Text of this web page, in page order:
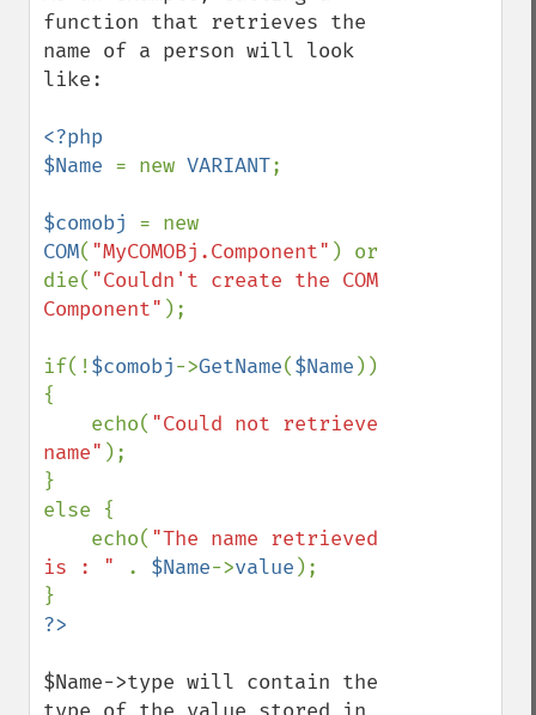
function that retrieves the
name of a person will look
like:
<?php
$Name = new VARIANT;
$comobj
COM( "MyCOMOBj.Component" ) or
die( "Couldn't create the COM
Component" );
if(!$comobj->GetName($Name ))
{
    echo(
"Could not retrieve
name" );
}
else {
    echo(
"The name retrieved
is : "
. $Name->value );
$Name->type will contain the